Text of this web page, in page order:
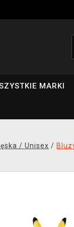
MARKI
/ Unisex /